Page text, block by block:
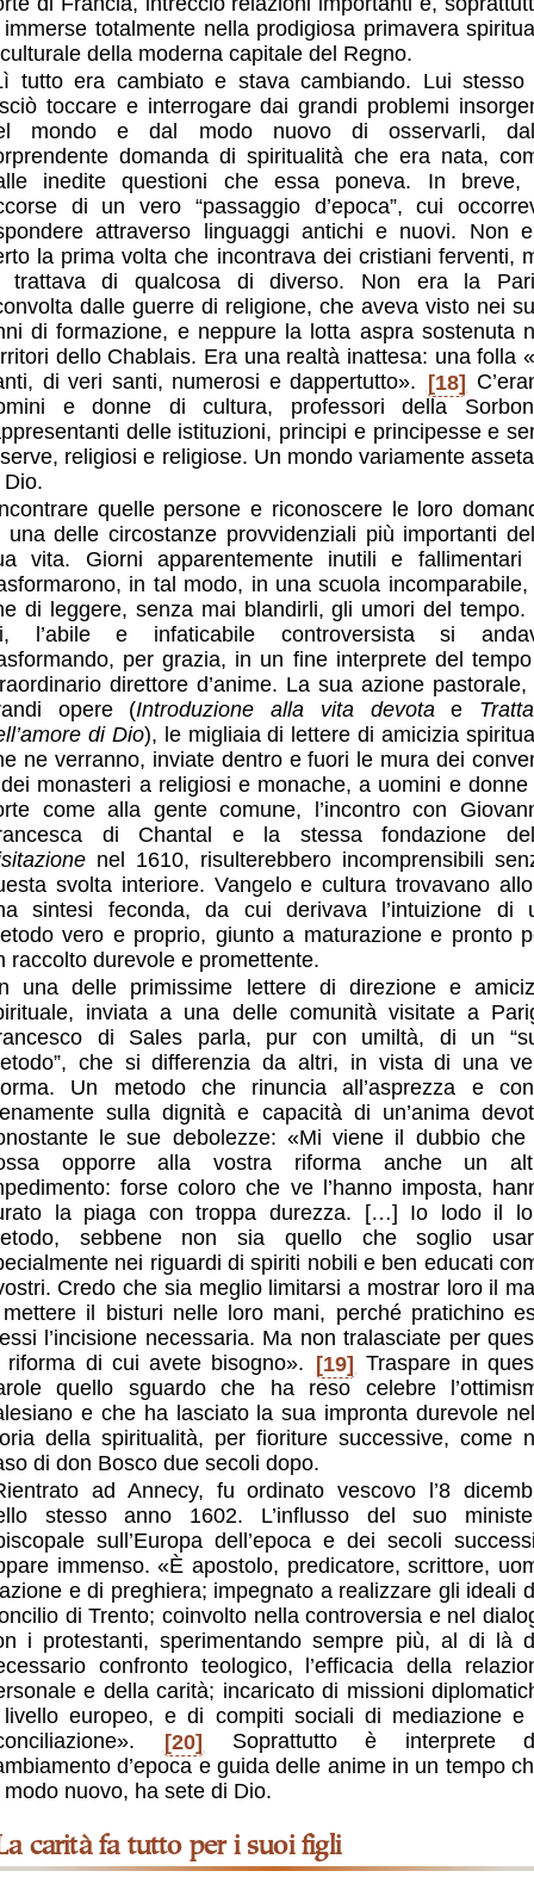
totalmente nella prodigiosa primavera
della moderna capitale del Regno.
tutto era cambiato e stava cambiando. Lui stesso
toccare e interrogare dai grandi problemi
mondo e dal modo nuovo di osservarli,
domanda di spiritualità che era nata,
inedite questioni che essa poneva. In breve,
di un vero “passaggio d’epoca”, cui
attraverso linguaggi antichi e nuovi. Non
la prima volta che incontrava dei cristiani ferventi,
trattava di qualcosa di diverso. Non era la
dalle guerre di religione, che aveva visto nei
di formazione, e neppure la lotta aspra sostenuta
dello Chablais. Era una realtà inattesa: una folla
di veri santi, numerosi e dappertutto».
[18]
e donne di cultura, professori della
delle istituzioni, principi e principesse e
religiosi e religiose. Un mondo variamente
Dio.
quelle persone e riconoscere le loro
una delle circostanze provvidenziali più importanti
vita. Giorni apparentemente inutili e fallimentari
in tal modo, in una scuola incomparabile,
di leggere, senza mai blandirli, gli umori del tempo.
l’abile e infaticabile controversista si
per grazia, in un fine interprete del
direttore d’anime. La sua azione pastorale,
opere (Introduzione alla vita devotae
di Dio), le migliaia di lettere di amicizia
ne verranno, inviate dentro e fuori le mura dei
monasteri a religiosi e monache, a uomini e donne
come alla gente comune, l’incontro con
di Chantal e la stessa fondazione
nel 1610, risulterebbero incomprensibili
svolta interiore. Vangelo e cultura trovavano
sintesi feconda, da cui derivava l’intuizione di
vero e proprio, giunto a maturazione e pronto
raccolto durevole e promettente.
una delle primissime lettere di direzione e
inviata a una delle comunità visitate a
di Sales parla, pur con umiltà, di un
che si differenzia da altri, in vista di una
Un metodo che rinuncia all’asprezza e
sulla dignità e capacità di un’anima
le sue debolezze: «Mi viene il dubbio che
opporre alla vostra riforma anche un
forse coloro che ve l’hanno imposta,
la piaga con troppa durezza. […] Io lodo il
sebbene non sia quello che soglio
nei riguardi di spiriti nobili e ben educati
Credo che sia meglio limitarsi a mostrar loro il
il bisturi nelle loro mani, perché pratichino
l’incisione necessaria. Ma non tralasciate per
riforma di cui avete bisogno». [19] Traspare in
quello sguardo che ha reso celebre
e che ha lasciato la sua impronta durevole
della spiritualità, per fioriture successive, come
di don Bosco due secoli dopo.
ad Annecy, fu ordinato vescovo l’8
stesso anno 1602. L’influsso del suo
sull’Europa dell’epoca e dei secoli
immenso. «È apostolo, predicatore, scrittore,
e di preghiera; impegnato a realizzare gli ideali
di Trento; coinvolto nella controversia e nel
i protestanti, sperimentando sempre più, al di là
confronto teologico, l’efficacia della
e della carità; incaricato di missioni
europeo, e di compiti sociali di mediazione e
[20]
Soprattutto è interprete
d’epoca e guida delle anime in un tempo
modo nuovo, ha sete di Dio.
La carità fa tutto per i suoi figli